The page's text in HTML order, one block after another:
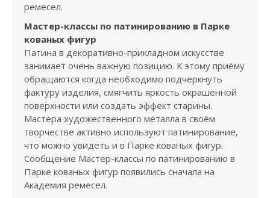
ремесел.
Мастер-классы по патинированию в Парке
кованых фигур
Патина в декоративно-прикладном искусстве
занимает очень важную позицию. К этому приёму
обращаются когда необходимо подчеркнуть
фактуру изделия, смягчить яркость окрашенной
поверхности или создать эффект старины.
Мастера художественного металла в своём
творчестве активно используют патинирование,
что можно увидеть и в Парке кованых фигур.
Сообщение Мастер-классы по патинированию в
Парке кованых фигур появились сначала на
Академия ремесел.